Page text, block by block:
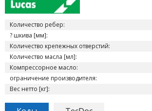
Количество ребер:
? шкива [мм]:
Количество крепежных отверстий:
Количество масла [мл]:
Компрессорное масло:
ограничение производителя:
Вес нетто [кг]: